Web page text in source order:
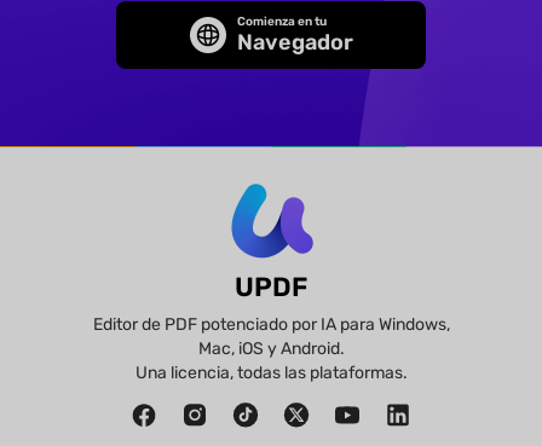
Comienza en tu
Navegador
UPDF
Editor de PDF potenciado por IA para Windows,
Mac, iOS y Android.
Una licencia, todas las plataformas.